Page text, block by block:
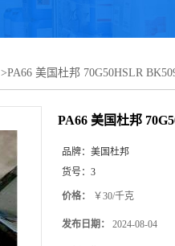
>PA66 美国杜邦 70G50HSLR
PA66 美国杜邦
品牌： 美国杜邦
货号： 3
价格： ￥30/千克
发布日期： 2024-08-04